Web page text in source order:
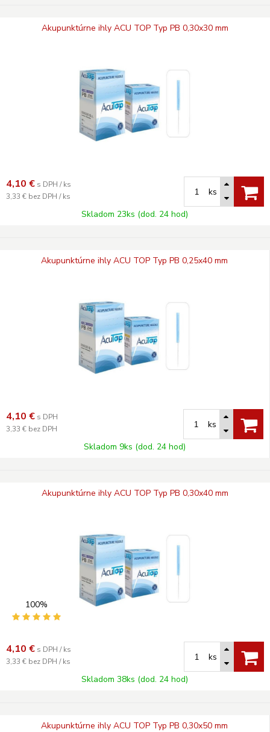
Akupunktúrne ihly ACU TOP Typ PB 0,30x30 mm
4,10 € s DPH / ks
3,33 € bez DPH / ks
ks
Skladom 23ks (dod. 24 hod)
Akupunktúrne ihly ACU TOP Typ PB 0,25x40 mm
4,10 € s DPH
3,33 € bez DPH
ks
Skladom 9ks (dod. 24 hod)
Akupunktúrne ihly ACU TOP Typ PB 0,30x40 mm
100%
4,10 € s DPH / ks
3,33 € bez DPH / ks
ks
Skladom 38ks (dod. 24 hod)
Akupunktúrne ihly ACU TOP Typ PB 0,30x50 mm